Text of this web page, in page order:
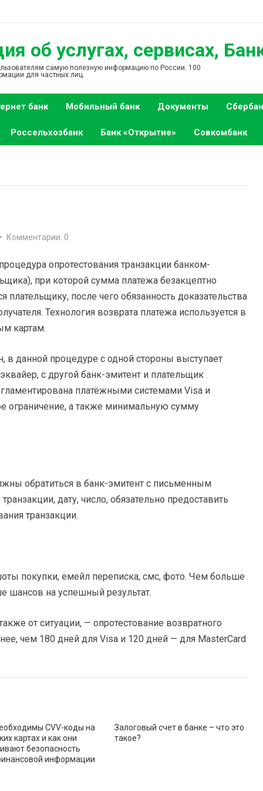
об услугах, сервисах,
самую полезную информацию по России. 100
для частных лиц.
банк Мобильный банк Документы
Россельхозбанк Банк «Открытие» Совкомбанк
• Комментарии: 0
опротестования транзакции банком-
при которой сумма платежа безакцептно
плательщику, после чего обязанность доказательства
Технология возврата платежа используется в
картам.
данной процедуре с одной стороны выступает
с другой банк-эмитент и плательщик
платёжными системами Visa и
ограничение, а также минимальную сумму
обратиться в банк-эмитент с письменным
дату, число, обязательно предоставить
транзакции.
покупки, емейл переписка, смс, фото. Чем больше
шансов на успешный результат.
от ситуации, — опротестование возвратного
чем 180 дней для Visa и 120 дней — для MasterCard
CVV-коды на
картах и как они
безопасность
информации
Залоговый счет в банке – что это
такое?